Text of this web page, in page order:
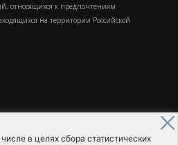
в целях сбора статистических
относящихся к предпочтениям
на территории Российской